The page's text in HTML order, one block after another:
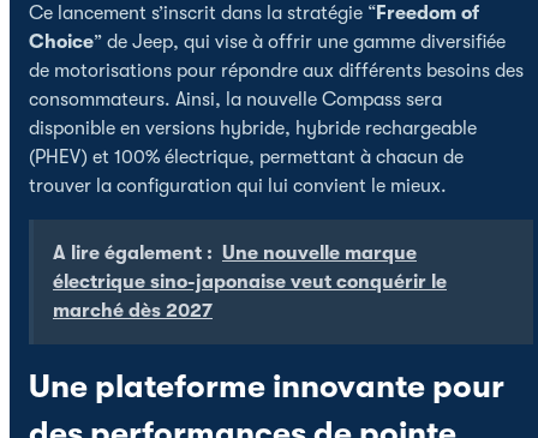
Ce lancement s’inscrit dans la stratégie “Freedom of
Choice” de Jeep, qui vise à offrir une gamme diversifiée
de motorisations pour répondre aux différents besoins des
consommateurs. Ainsi, la nouvelle Compass sera
disponible en versions hybride, hybride rechargeable
(PHEV) et 100% électrique, permettant à chacun de
trouver la configuration qui lui convient le mieux.
A lire également : Une nouvelle marque
électrique sino-japonaise veut conquérir le
marché dès 2027
Une plateforme innovante pour